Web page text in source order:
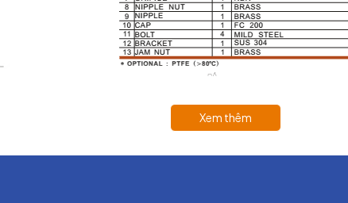
Xem thêm